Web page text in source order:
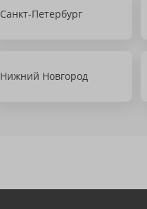
Санкт-Петербург
Нижний Новгород